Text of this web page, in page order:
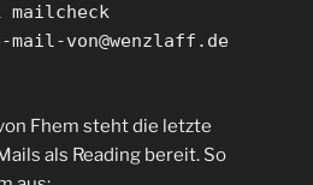
mailcheck
von@wenzlaff.de
Fhem steht die letzte
als Reading bereit. So